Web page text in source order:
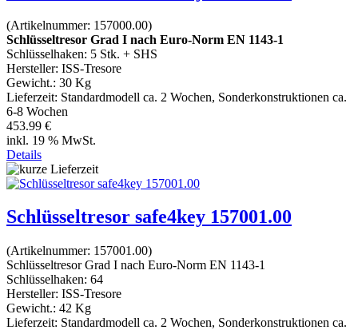
(Artikelnummer: 157000.00)
Schlüsseltresor Grad I nach Euro-Norm EN 1143-1
Schlüsselhaken: 5 Stk. + SHS
Hersteller: ISS-Tresore
Gewicht.: 30 Kg
Lieferzeit: Standardmodell ca. 2 Wochen, Sonderkonstruktionen ca.
6-8 Wochen
453.99 €
inkl. 19 % MwSt.
Details
Schlüsseltresor safe4key 157001.00
(Artikelnummer: 157001.00)
Schlüsseltresor Grad I nach Euro-Norm EN 1143-1
Schlüsselhaken: 64
Hersteller: ISS-Tresore
Gewicht.: 42 Kg
Lieferzeit: Standardmodell ca. 2 Wochen, Sonderkonstruktionen ca.